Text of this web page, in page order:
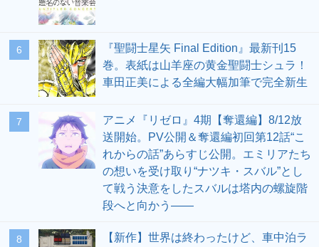
6
『聖闘士星矢 Final Edition』最新刊15
巻。表紙は山羊座の黄金聖闘士シュラ！
車田正美による全編大幅加筆で完全新生
7
アニメ『リゼロ』4期【奪還編】8/12放
送開始。PV公開＆奪還編初回第12話“こ
れからの話”あらすじ公開。エミリアたち
の想いを受け取り“ナツキ・スバル”とし
て戦う決意をしたスバルは塔内の螺旋階
段へと向かう――
8
【新作】世界は終わったけど、車中泊ラ